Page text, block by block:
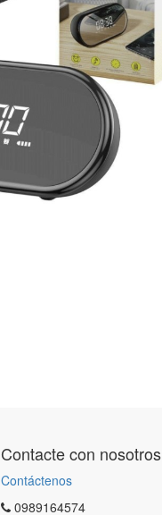
Contacte con nosotros
Contáctenos
0989164574